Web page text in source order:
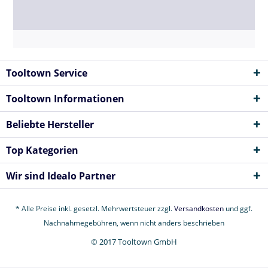
Tooltown Service
Tooltown Informationen
Beliebte Hersteller
Top Kategorien
Wir sind Idealo Partner
* Alle Preise inkl. gesetzl. Mehrwertsteuer zzgl.Versandkosten und ggf.
Nachnahmegebühren, wenn nicht anders beschrieben
© 2017 Tooltown GmbH